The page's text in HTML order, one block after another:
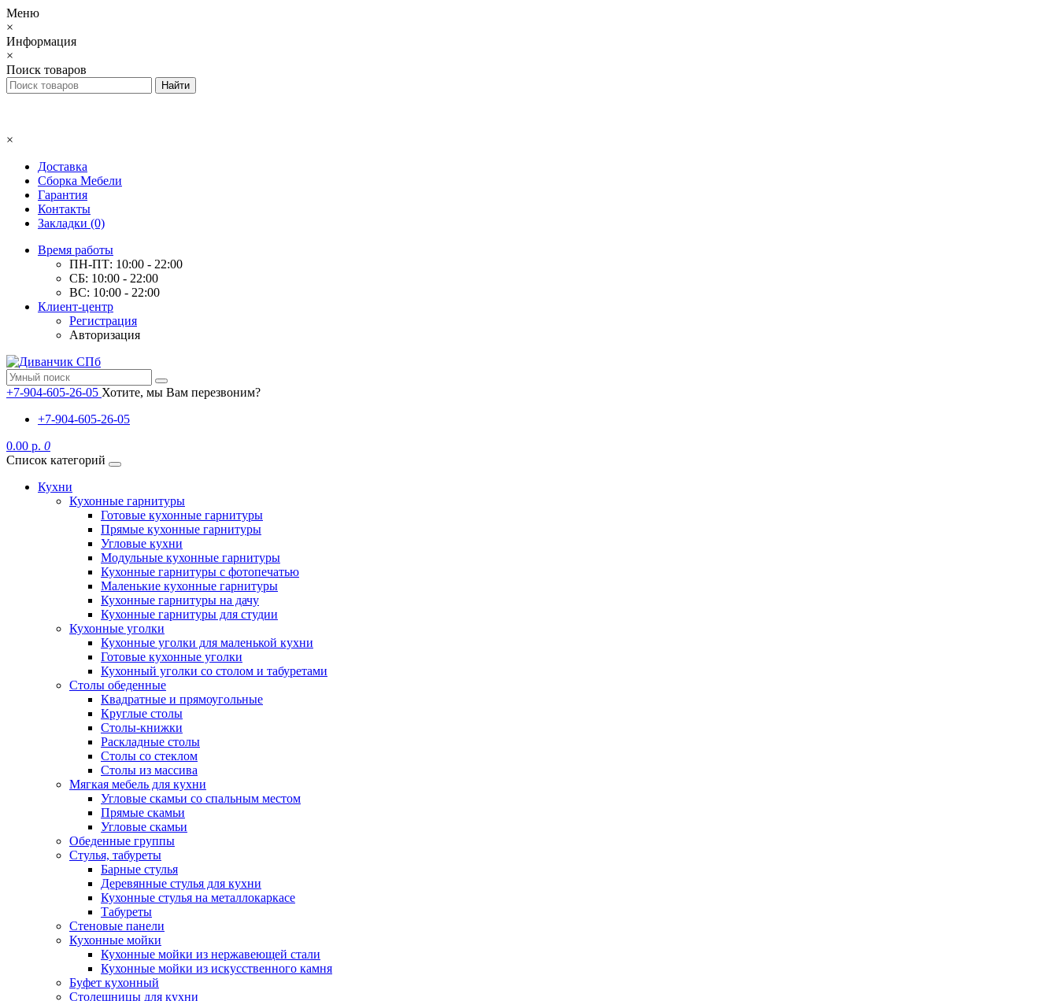
Меню
×
Информация
×
Поиск товаров
×
Доставка
Сборка Мебели
Гарантия
Контакты
Закладки (0)
Время работы
ПН-ПТ: 10:00 - 22:00
СБ: 10:00 - 22:00
ВС: 10:00 - 22:00
Клиент-центр
Регистрация
Авторизация
+7-904-605-26-05 Хотите, мы Вам перезвоним?
+7-904-605-26-05
0.00 р. 0
Список категорий
Кухни
Кухонные гарнитуры
Готовые кухонные гарнитуры
Прямые кухонные гарнитуры
Угловые кухни
Модульные кухонные гарнитуры
Кухонные гарнитуры с фотопечатью
Маленькие кухонные гарнитуры
Кухонные гарнитуры на дачу
Кухонные гарнитуры для студии
Кухонные уголки
Кухонные уголки для маленькой кухни
Готовые кухонные уголки
Кухонный уголки со столом и табуретами
Столы обеденные
Квадратные и прямоугольные
Круглые столы
Столы-книжки
Раскладные столы
Столы со стеклом
Столы из массива
Мягкая мебель для кухни
Угловые скамьи со спальным местом
Прямые скамьи
Угловые скамьи
Обеденные группы
Стулья, табуреты
Барные стулья
Деревянные стулья для кухни
Кухонные стулья на металлокаркасе
Табуреты
Стеновые панели
Кухонные мойки
Кухонные мойки из нержавеющей стали
Кухонные мойки из искусственного камня
Буфет кухонный
Столешницы для кухни